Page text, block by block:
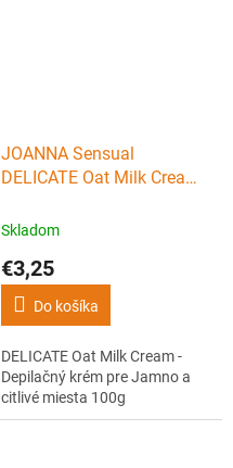
JOANNA Sensual
DELICATE Oat Milk Cream -
a citlivé miesta 100g
Skladom
€3,25
Do košíka
DELICATE Oat Milk Cream -
Depilačný krém pre Jamno a
citlivé miesta 100g